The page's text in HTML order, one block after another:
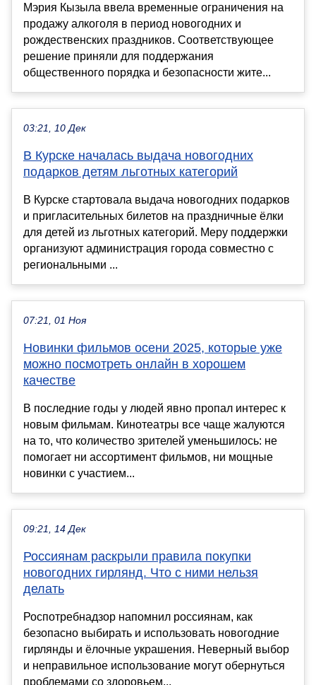
Мэрия Кызыла ввела временные ограничения на
продажу алкоголя в период новогодних и
рождественских праздников. Соответствующее
решение приняли для поддержания
общественного порядка и безопасности жите...
03:21, 10 Дек
В Курске началась выдача новогодних
подарков детям льготных категорий
В Курске стартовала выдача новогодних подарков
и пригласительных билетов на праздничные ёлки
для детей из льготных категорий. Меру поддержки
организуют администрация города совместно с
региональными ...
07:21, 01 Ноя
Новинки фильмов осени 2025, которые уже
можно посмотреть онлайн в хорошем
качестве
В последние годы у людей явно пропал интерес к
новым фильмам. Кинотеатры все чаще жалуются
на то, что количество зрителей уменьшилось: не
помогает ни ассортимент фильмов, ни мощные
новинки с участием...
09:21, 14 Дек
Россиянам раскрыли правила покупки
новогодних гирлянд. Что с ними нельзя
делать
Роспотребнадзор напомнил россиянам, как
безопасно выбирать и использовать новогодние
гирлянды и ёлочные украшения. Неверный выбор
и неправильное использование могут обернуться
проблемами со здоровьем...